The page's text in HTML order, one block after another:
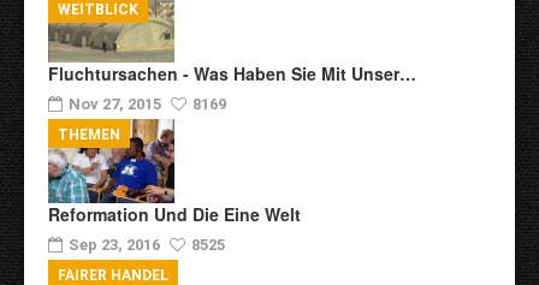
Fluchtursachen - Was Haben Sie Mit Unser…
Nov 27, 2015 8169
WEITBLICK
Reformation Und Die Eine Welt
Sep 23, 2016 8525
THEMEN
FAIRER HANDEL